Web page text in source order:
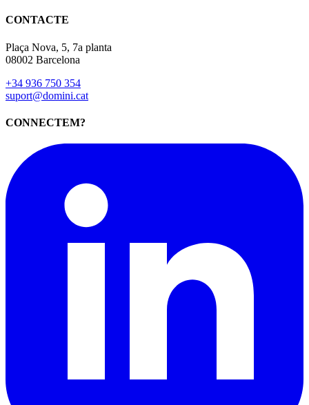
CONTACTE
Plaça Nova, 5, 7a planta
08002 Barcelona
+34 936 750 354
suport@domini.cat
CONNECTEM?